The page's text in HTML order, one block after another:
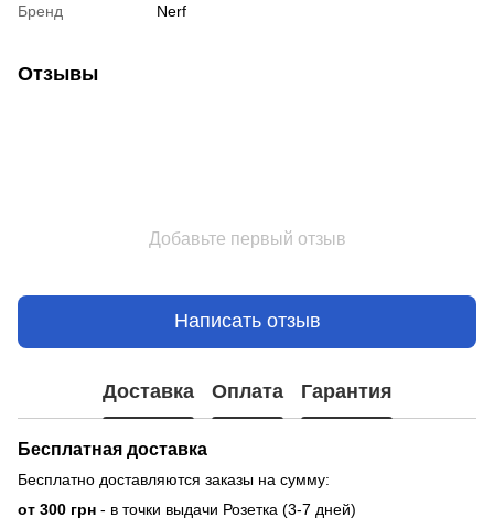
Бренд Nerf
Отзывы
Добавьте первый отзыв
Написать отзыв
Доставка Оплата Гарантия
Бесплатная доставка
Бесплатно доставляются заказы на сумму:
от 300 грн - в точки выдачи Розетка (3-7 дней)